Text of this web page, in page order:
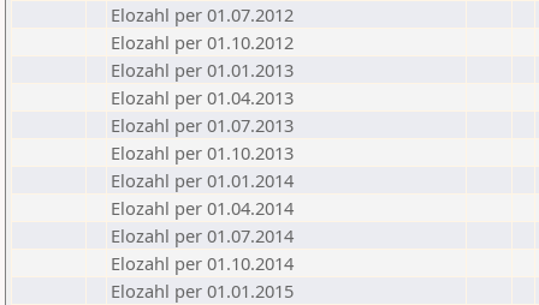
Elozahl per 01.07.2012
Elozahl per 01.10.2012
Elozahl per 01.01.2013
Elozahl per 01.04.2013
Elozahl per 01.07.2013
Elozahl per 01.10.2013
Elozahl per 01.01.2014
Elozahl per 01.04.2014
Elozahl per 01.07.2014
Elozahl per 01.10.2014
Elozahl per 01.01.2015